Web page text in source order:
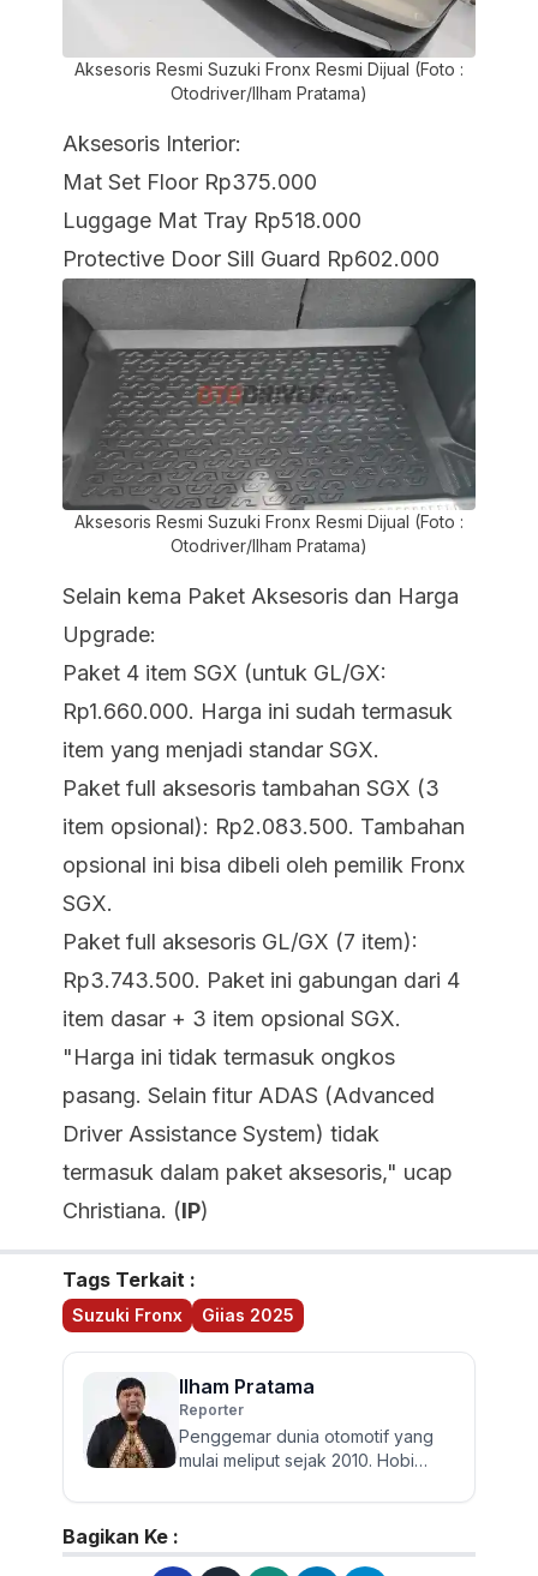
Aksesoris Resmi Suzuki Fronx Resmi Dijual (Foto :
Otodriver/Ilham Pratama)
Aksesoris Interior:
Mat Set Floor Rp375.000
Luggage Mat Tray Rp518.000
Protective Door Sill Guard Rp602.000
Aksesoris Resmi Suzuki Fronx Resmi Dijual (Foto :
Otodriver/Ilham Pratama)
Selain kema Paket Aksesoris dan Harga
Upgrade:
Paket 4 item SGX (untuk GL/GX:
Rp1.660.000. Harga ini sudah termasuk
item yang menjadi standar SGX.
Paket full aksesoris tambahan SGX (3
item opsional): Rp2.083.500. Tambahan
opsional ini bisa dibeli oleh pemilik Fronx
SGX.
Paket full aksesoris GL/GX (7 item):
Rp3.743.500. Paket ini gabungan dari 4
item dasar + 3 item opsional SGX.
"Harga ini tidak termasuk ongkos
pasang. Selain fitur ADAS (Advanced
Driver Assistance System) tidak
termasuk dalam paket aksesoris," ucap
Christiana. (IP)
Tags Terkait :
Suzuki Fronx Giias 2025
Ilham Pratama
Reporter
Penggemar dunia otomotif yang
mulai meliput sejak 2010. Hobi
bersepeda. Pengguna
Bagikan Ke :